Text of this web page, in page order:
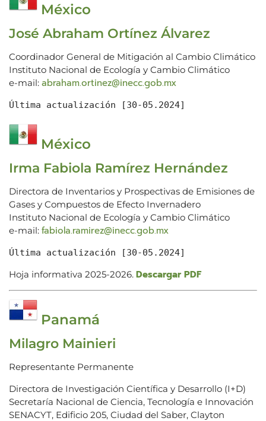
México
José Abraham Ortínez Álvarez
Coordinador General de Mitigación al Cambio Climático
Instituto Nacional de Ecología y Cambio Climático
e-mail: abraham.ortinez@inecc.gob.mx
Última actualización [30-05.2024]
México
Irma Fabiola Ramírez Hernández
Directora de Inventarios y Prospectivas de Emisiones de
Gases y Compuestos de Efecto Invernadero
Instituto Nacional de Ecología y Cambio Climático
e-mail: fabiola.ramirez@inecc.gob.mx
Última actualización [30-05.2024]
Hoja informativa 2025-2026. Descargar PDF
Panamá
Milagro Mainieri
Representante Permanente
Directora de Investigación Científica y Desarrollo (I+D)
Secretaría Nacional de Ciencia, Tecnología e Innovación
SENACYT, Edificio 205, Ciudad del Saber, Clayton